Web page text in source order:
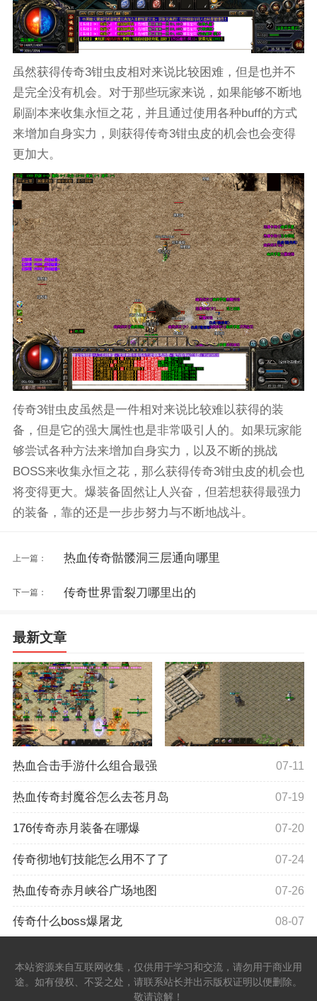
虽然获得传奇3钳虫皮相对来说比较困难，但是也并不
是完全没有机会。对于那些玩家来说，如果能够不断地
刷副本来收集永恒之花，并且通过使用各种buff的方式
来增加自身实力，则获得传奇3钳虫皮的机会也会变得
更加大。
传奇3钳虫皮虽然是一件相对来说比较难以获得的装
备，但是它的强大属性也是非常吸引人的。如果玩家能
够尝试各种方法来增加自身实力，以及不断的挑战
BOSS来收集永恒之花，那么获得传奇3钳虫皮的机会也
将变得更大。爆装备固然让人兴奋，但若想获得最强力
的装备，靠的还是一步步努力与不断地战斗。
上一篇： 热血传奇骷髅洞三层通向哪里
下一篇： 传奇世界雷裂刀哪里出的
最新文章
热血合击手游什么组合最强 07-11
热血传奇封魔谷怎么去苍月岛 07-19
176传奇赤月装备在哪爆 07-20
传奇彻地钉技能怎么用不了了 07-24
热血传奇赤月峡谷广场地图 07-26
传奇什么boss爆屠龙 08-07
本站资源来自互联网收集，仅供用于学习和交流，请勿用于商业用
途。如有侵权、不妥之处，请联系站长并出示版权证明以便删除。
敬请谅解！